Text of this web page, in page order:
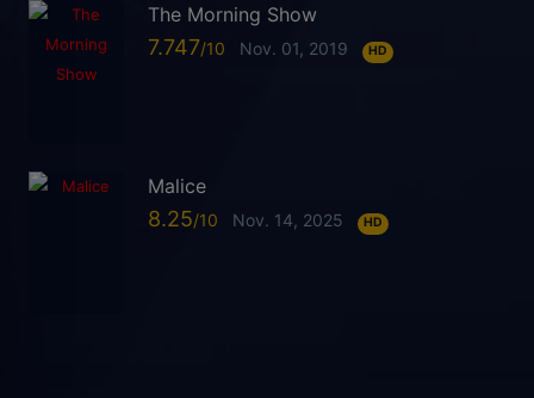
The Morning Show
7.747 Nov. 01, 2019 HD
Malice
8.25 Nov. 14, 2025 HD